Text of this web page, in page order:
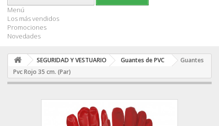
Menú
Los más vendidos
Promociones
Novedades
SEGURIDAD Y VESTUARIO Guantes de PVC
Guantes
Pvc Rojo 35 cm. (Par)